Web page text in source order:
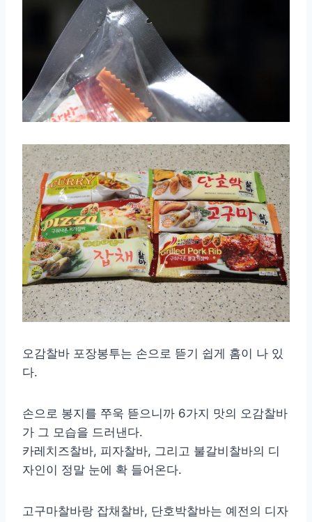
오감찰바 포장봉투는 손으로 뜯기 쉽게 홈이 나 있
다.
손으로 봉지를 쭈욱 뜯으니까 6가지 맛의 오감찰바
가 그 모습을 드러낸다.
카레치즈찰바, 피자찰바, 그리고 불갈비찰바의 디
자인이 정말 눈에 확 들어온다.
고구마찰바랑 잡채찰바, 단호박찰바는 예전의 디자